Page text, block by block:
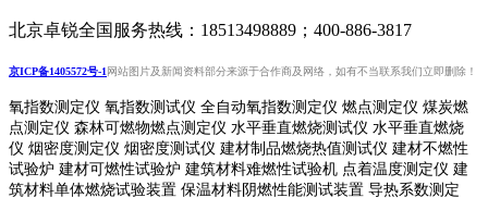
北京卓锐全国服务热线：18513498889；400-886-3817
京ICP备1405572号-1网站图片及新闻资料部分来源于合作商及网络，如有不当联系我们立即删除！
氧指数测定仪 氧指数测试仪 全自动氧指数测定仪 燃点测定仪 煤炭燃
点测定仪 森林可燃物燃点测定仪 水平垂直燃烧测试仪 水平垂直燃烧
仪 烟密度测定仪 烟密度测试仪 建材制品燃烧热值测试仪 建材不燃性
试验炉 建材可燃性试验炉 建筑材料难燃性试验机 点着温度测定仪 建
筑材料单体燃烧试验装置 保温材料阴燃性能测试装置 导热系数测定